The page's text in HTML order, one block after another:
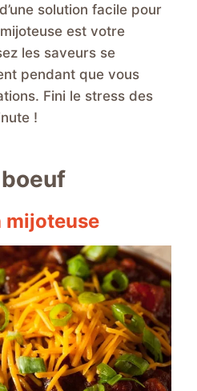
solution facile pour
est votre
les saveurs se
pendant que vous
Fini le stress des
!
mijoteuse